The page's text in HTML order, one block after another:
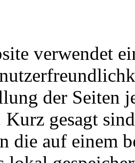
verwendet
der Seiten
gesagt
die auf einem